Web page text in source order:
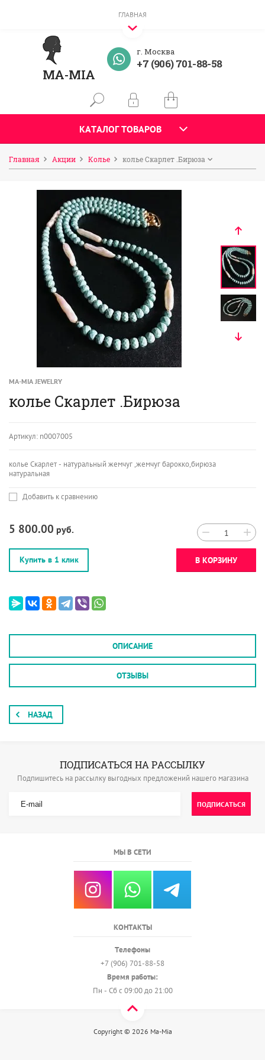
MA-MIA
г. Москва
+7 (906) 701-88-58
ГЛАВНАЯ
КАТАЛОГ ТОВАРОВ
Главная Акции Колье колье Скарлет .Бирюза
MA-MIA JEWELRY
колье Скарлет .Бирюза
Артикул: n0007005
колье Скарлет - натуральный жемчуг ,жемчуг барокко,бирюза
натуральная
Добавить к сравнению
5 800.00 руб. − +
Купить в 1 клик В КОРЗИНУ
ОПИСАНИЕ
ОТЗЫВЫ
НАЗАД
ПОДПИСАТЬСЯ НА РАССЫЛКУ
Подпишитесь на рассылку выгодных предложений нашего магазина
ПОДПИСАТЬСЯ
МЫ В СЕТИ
КОНТАКТЫ
Телефоны
+7 (906) 701-88-58
Время работы:
Пн - Сб с 09:00 до 21:00
Copyright © 2026 Ma-Mia